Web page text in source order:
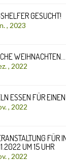
GESUCHT!
, 2023
WEIHNACHTEN…
, 2022
ESSEN FÜR
, 2022
FÜR
UM 15 UHR
, 2022